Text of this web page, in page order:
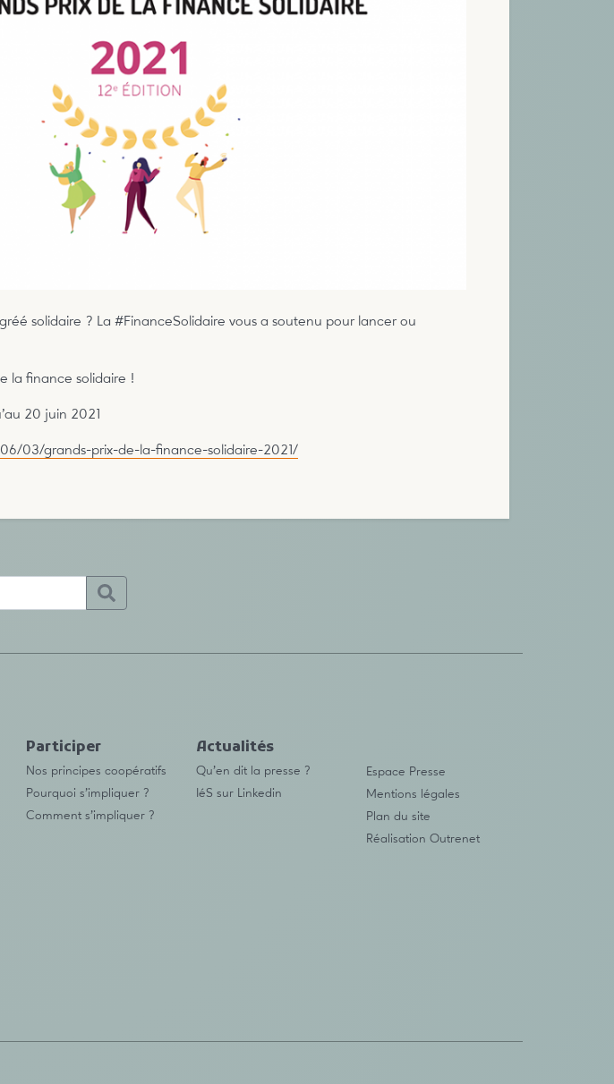
solidaire ? La #FinanceSolidaire vous a soutenu pour lancer ou
la finance solidaire !
20 juin 2021
03/grands-prix-de-la-finance-solidaire-2021/
Participer
Nos principes coopératifs
Pourquoi s’impliquer ?
Comment s’impliquer ?
Actualités
Qu’en dit la presse ?
IéS sur Linkedin
Espace Presse
Mentions légales
Plan du site
Réalisation Outrenet